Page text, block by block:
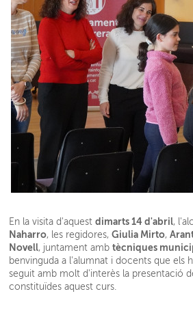
En la visita d'aquestdimarts 14 d'abril,
Naharro, les regidores,Giulia Mirto,
Novell, juntament ambtècniques
benvinguda a l'alumnat i docents que els
seguit amb molt d'interès la presentació
constituïdes aquest curs.